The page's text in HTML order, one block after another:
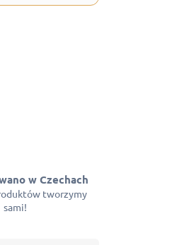
w Czechach
tworzymy
sami!